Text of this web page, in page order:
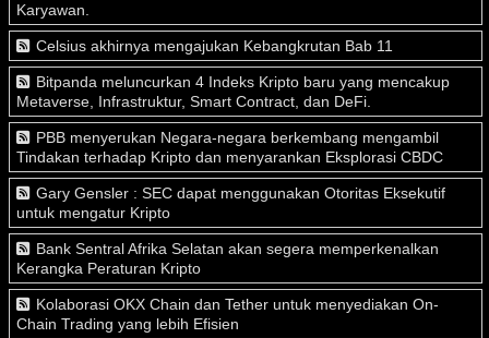
Karyawan.
Celsius akhirnya mengajukan Kebangkrutan Bab 11
Bitpanda meluncurkan 4 Indeks Kripto baru yang mencakup
Metaverse, Infrastruktur, Smart Contract, dan DeFi.
PBB menyerukan Negara-negara berkembang mengambil
Tindakan terhadap Kripto dan menyarankan Eksplorasi CBDC
Gary Gensler : SEC dapat menggunakan Otoritas Eksekutif
untuk mengatur Kripto
Bank Sentral Afrika Selatan akan segera memperkenalkan
Kerangka Peraturan Kripto
Kolaborasi OKX Chain dan Tether untuk menyediakan On-
Chain Trading yang lebih Efisien